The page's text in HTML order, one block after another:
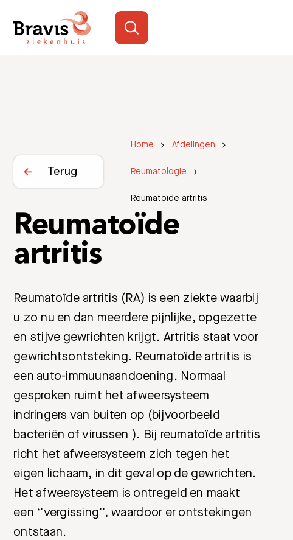
Home Afdelingen
Reumatologie
Reumatoïde artritis
Terug
Reumatoïde
artritis
Reumatoïde artritis (RA) is een ziekte waarbij
u zo nu en dan meerdere pijnlijke, opgezette
en stijve gewrichten krijgt. Artritis staat voor
gewrichtsontsteking. Reumatoïde artritis is
een auto-immuunaandoening. Normaal
gesproken ruimt het afweersysteem
indringers van buiten op (bijvoorbeeld
bacteriën of virussen ). Bij reumatoïde artritis
richt het afweersysteem zich tegen het
eigen lichaam, in dit geval op de gewrichten.
Het afweersysteem is ontregeld en maakt
een ‘’vergissing’’, waardoor er ontstekingen
ontstaan.